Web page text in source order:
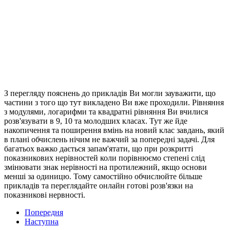
З перегляду пояснень до прикладів Ви могли зауважити, що
частини з того що тут викладено Ви вже проходили. Рівняння
з модулями, логарифми та квадратні рівняння Ви вчилися
розв'язувати в 9, 10 та молодших класах. Тут же йде
накопичення та поширення вмінь на новий клас завдань, який
в плані обчислень нічим не важчий за попередні задачі. Для
багатьох важко дається запам'ятати, що при розкритті
показникових нерівностей коли порівнюємо степені слід
змінювати знак нерівності на протилежний, якщо основи
менші за одиницю. Тому самостійно обчислюйте більше
прикладів та переглядайте онлайн готові розв'язки на
показникові нервності.
Попередня
Наступна